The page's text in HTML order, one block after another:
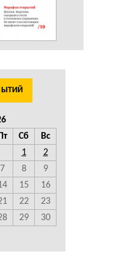
Сб
Вс
1
2
7 8
9
15
16
22
23
29
30